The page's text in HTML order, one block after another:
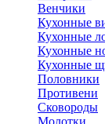
Венчики
Кухонные
Кухонные
Кухонные
Кухонные
Половники
Противени
Сковороды
Молотки